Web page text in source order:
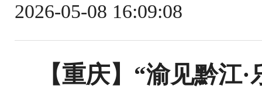
2026-05-08 16:09:08
【重庆】“渝见黔江